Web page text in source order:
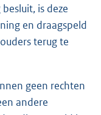
is deze
en draagspeld
terug te
geen rechten
andere